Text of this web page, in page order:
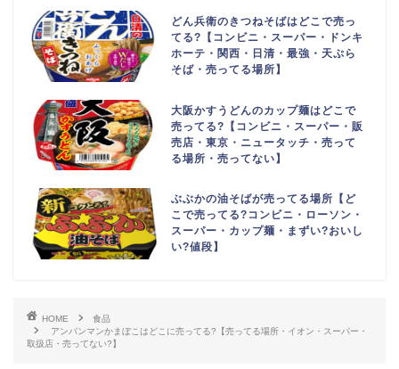
どん兵衛のきつねそばはどこで売っ
てる?【コンビニ・スーパー・ドンキ
ホーテ・関西・日清・最強・天ぷら
そば・売ってる場所】
大阪かすうどんのカップ麺はどこで
売ってる?【コンビニ・スーパー・販
売店・東京・ニュータッチ・売って
る場所・売ってない】
ぶぶかの油そばが売ってる場所【ど
こで売ってる?コンビニ・ローソン・
スーパー・カップ麺・まずい?おいし
い?値段】
HOME
食品
アンパンマンかまぼこはどこに売ってる?【売ってる場所・イオン・スーパー・
取扱店・売ってない?】